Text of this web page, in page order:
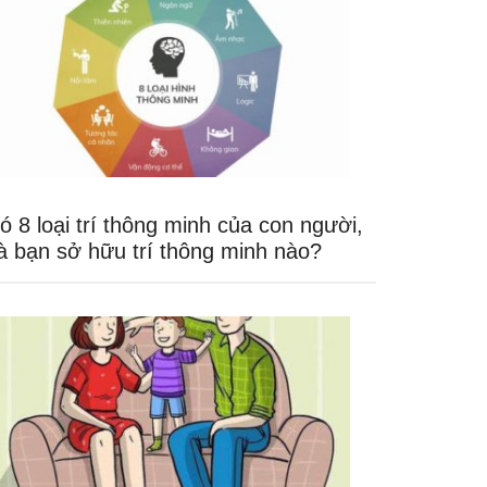
8 loại trí thông minh của con người,
bạn sở hữu trí thông minh nào?